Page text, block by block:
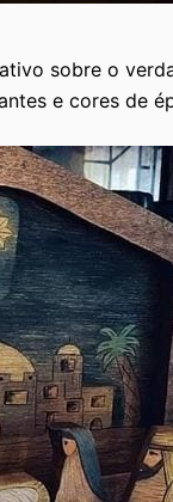
sobre o
e cores de